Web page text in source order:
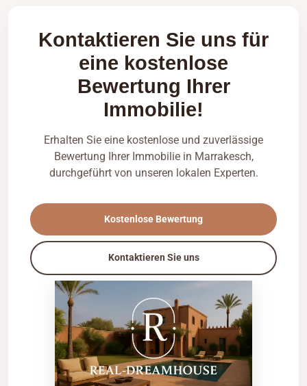
Kontaktieren Sie uns für
eine kostenlose
Bewertung Ihrer
Immobilie!
Erhalten Sie eine kostenlose und zuverlässige
Bewertung Ihrer Immobilie in Marrakesch,
durchgeführt von unseren lokalen Experten.
Kostenlose Bewertung
Kontaktieren Sie uns